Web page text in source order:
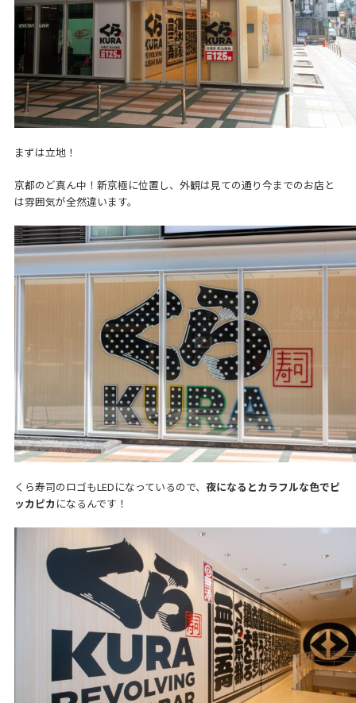
まずは立地！
京都のど真ん中！新京極に位置し、外観は見ての通り今までのお店と
は雰囲気が全然違います。
くら寿司のロゴもLEDになっているので、 夜になるとカラフルな色でピ
ッカピカ になるんです！